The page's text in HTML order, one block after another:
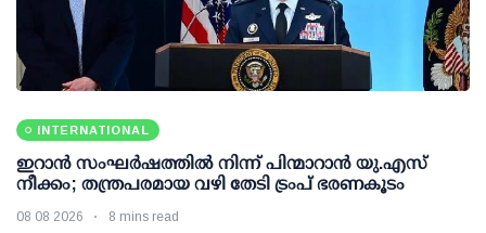
INTERNATIONAL
ഇറാന്‍ സംഘര്‍ഷത്തില്‍ നിന്ന് പിന്മാറാന്‍ യു.എസ്
നീക്കം; തന്ത്രപരമായ വഴി തേടി ട്രംപ് ഭരണകൂടം
08 08 2026 8 mins read